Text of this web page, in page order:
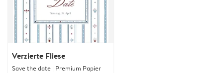
Verzierte Fliese
Save the date | Premium Papier